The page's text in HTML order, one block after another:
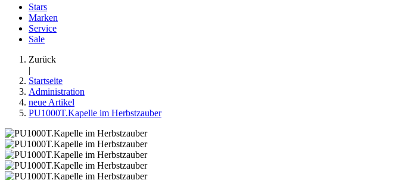
Stars
Marken
Service
Sale
Zurück
|
Startseite
Administration
neue Artikel
PU1000T.Kapelle im Herbstzauber